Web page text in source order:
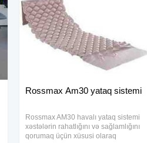
Rossmax Am30 yataq sistemi
Rossmax AM30 havalı yataq sistemi
xəstələrin rahatlığını və sağlamlığını
qorumaq üçün xüsusi olaraq